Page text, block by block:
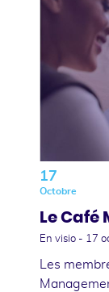
17
Octobre
Le
En visio - 17
Les